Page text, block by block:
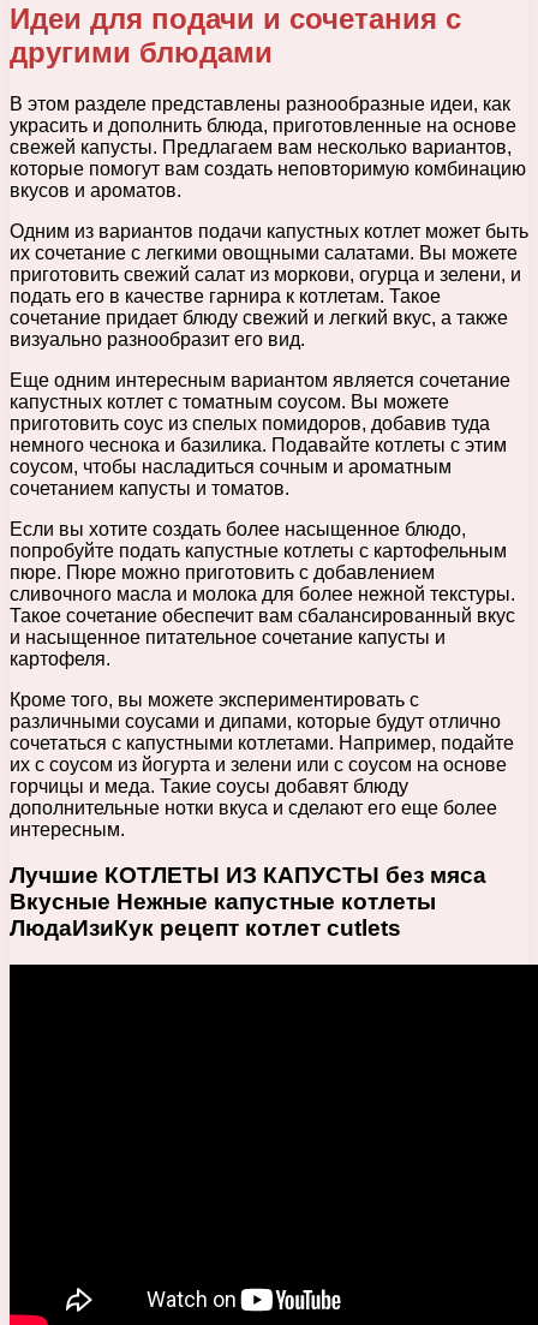
Идеи для подачи и сочетания с
другими блюдами
В этом разделе представлены разнообразные идеи, как
украсить и дополнить блюда, приготовленные на основе
свежей капусты. Предлагаем вам несколько вариантов,
которые помогут вам создать неповторимую комбинацию
вкусов и ароматов.
Одним из вариантов подачи капустных котлет может быть
их сочетание с легкими овощными салатами. Вы можете
приготовить свежий салат из моркови, огурца и зелени, и
подать его в качестве гарнира к котлетам. Такое
сочетание придает блюду свежий и легкий вкус, а также
визуально разнообразит его вид.
Еще одним интересным вариантом является сочетание
капустных котлет с томатным соусом. Вы можете
приготовить соус из спелых помидоров, добавив туда
немного чеснока и базилика. Подавайте котлеты с этим
соусом, чтобы насладиться сочным и ароматным
сочетанием капусты и томатов.
Если вы хотите создать более насыщенное блюдо,
попробуйте подать капустные котлеты с картофельным
пюре. Пюре можно приготовить с добавлением
сливочного масла и молока для более нежной текстуры.
Такое сочетание обеспечит вам сбалансированный вкус
и насыщенное питательное сочетание капусты и
картофеля.
Кроме того, вы можете экспериментировать с
различными соусами и дипами, которые будут отлично
сочетаться с капустными котлетами. Например, подайте
их с соусом из йогурта и зелени или с соусом на основе
горчицы и меда. Такие соусы добавят блюду
дополнительные нотки вкуса и сделают его еще более
интересным.
Лучшие КОТЛЕТЫ ИЗ КАПУСТЫ без мяса
Вкусные Нежные капустные котлеты
ЛюдаИзиКук рецепт котлет cutlets